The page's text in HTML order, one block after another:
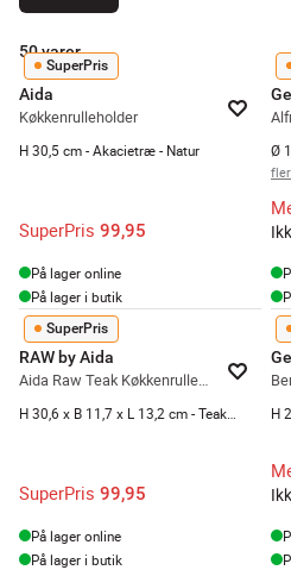
50varer
SuperPris
Aida
Køkkenrulleholder
H 30,5 cm - Akacietræ - Natur
SuperPris 99,95
På lager online
På lager i butik
SuperPris
RAW by Aida
Aida Raw Teak Køkkenrulleholder
SuperPris 99,95
På lager online
På lager i butik
H